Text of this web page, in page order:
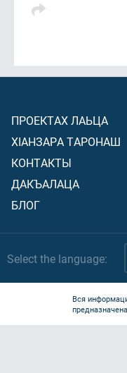
ПРОЕКТАХ ЛАЬЦА
ХIАНЗАРА ТАРОНАШ
КОНТАКТЫ
ДАКЪАЛАЦА
БЛОГ
Select the language:
Вся